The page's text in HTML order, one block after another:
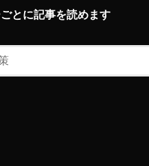
とに記事を読めます